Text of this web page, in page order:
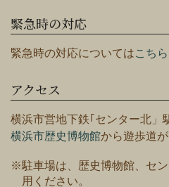
緊急時の対応
緊急時の対応についてはこちら
アクセス
横浜市営地下鉄｢センター北」
横浜市歴史博物館から遊歩道が
※駐車場は、歴史博物館、セ
用ください。